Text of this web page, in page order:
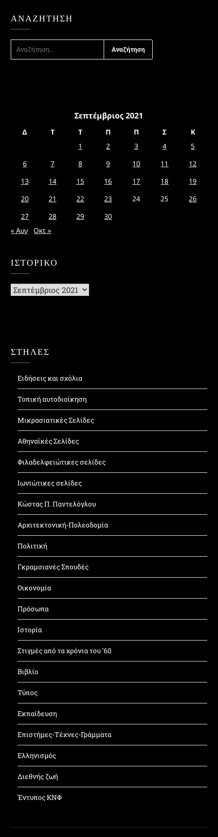
ΑΝΑΖΉΤΗΣΗ
ΑΝΑΖΉΤΗΣΗ
ΓΙΑ:
Σεπτέμβριος 2021
Δ Τ Τ Π Π Σ
Κ
1
2 3 4
5
6
7 8 9 10 11
12
13
14 15 16 17 18
19
20
21 22 23 24 25
26
27
28 29
30
« Αυγ
Οκτ »
ΙΣΤΟΡΙΚΌ
Ιστορικό
ΣΤΗΛΕΣ
Ειδήσεις και σχόλια
Τοπική αυτοδιοίκηση
Μικρασιατικές Σελίδες
Αθηναϊκές Σελίδες
Φιλαδελφειώτικες σελίδες
Ιωνιώτικες σελίδες
Κώστας Π. Παντελόγλου
Αρχιτεκτονική-Πολεοδομία
Πολιτική
Γκραμσιανές Σπουδές
Οικονομία
Πρόσωπα
Ιστορία
Στιγμές από τα χρόνια του ’60
Βιβλίο
Τύπος
Εκπαίδευση
Επιστήμες-Τέχνες-Γράμματα
Ελληνισμός
Διεθνής ζωή
Έντυπος ΚΝΦ